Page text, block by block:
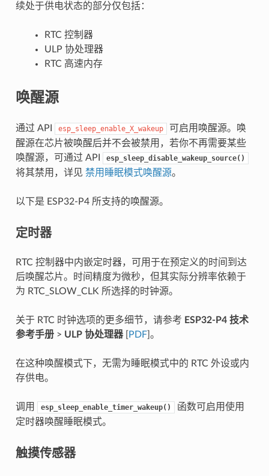
续处于供电状态的部分仅包括：
RTC 控制器
ULP 协处理器
RTC 高速内存
唤醒源
通过 API esp_sleep_enable_X_wakeup
可启用唤醒源。唤
醒源在芯片被唤醒后并不会被禁用，若你不再需要某些
唤醒源，可通过 API
esp_sleep_disable_wakeup_source()
将其禁用，详见 禁用睡眠模式唤醒源。
以下是 ESP32-P4 所支持的唤醒源。
定时器
RTC 控制器中内嵌定时器，可用于在预定义的时间到达
后唤醒芯片。时间精度为微秒，但其实际分辨率依赖于
为 RTC_SLOW_CLK 所选择的时钟源。
关于 RTC 时钟选项的更多细节，请参考 ESP32-P4 技术
参考手册> ULP 协处理器[ PDF]。
在这种唤醒模式下，无需为睡眠模式中的 RTC 外设或内
存供电。
调用 esp_sleep_enable_timer_wakeup()
函数可启用使用
定时器唤醒睡眠模式。
触摸传感器